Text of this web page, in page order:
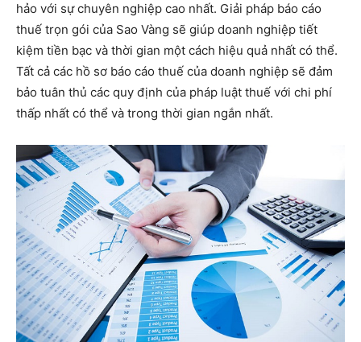
hảo với sự chuyên nghiệp cao nhất. Giải pháp báo cáo
thuế trọn gói của Sao Vàng sẽ giúp doanh nghiệp tiết
kiệm tiền bạc và thời gian một cách hiệu quả nhất có thể.
Tất cả các hồ sơ báo cáo thuế của doanh nghiệp sẽ đảm
bảo tuân thủ các quy định của pháp luật thuế với chi phí
thấp nhất có thể và trong thời gian ngắn nhất.